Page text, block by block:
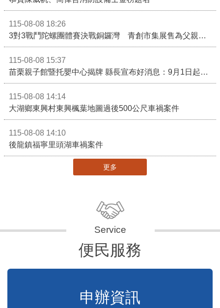
115-08-08 18:26
3對3戰鬥陀螺團體賽決戰銅鑼灣 青創市集展售為父親節增添繽紛
115-08-08 15:37
苗栗親子館暨托嬰中心揭牌 縣長宣布好消息：9月1日起調降臨時托嬰費用
115-08-08 14:14
大湖鄉東興村東興楓葉地圖過後500公尺車禍案件
115-08-08 14:10
後龍鎮福寧里頭湖車禍案件
更多
便民服務
申辦資訊